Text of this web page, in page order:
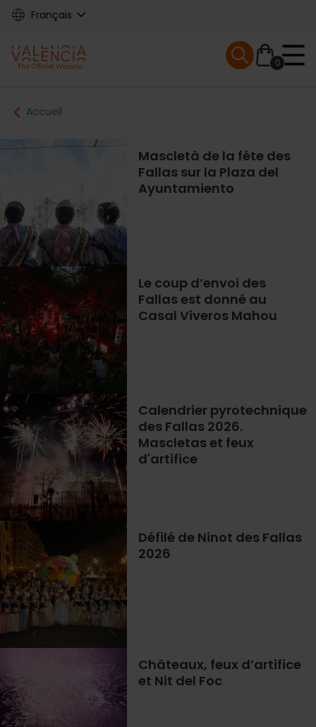
Skip
content
Français
Main
navigation
0
Mobile menu
Breadcrumb
Accueil
Mascletà de la fête des
Fallas sur la Plaza del
Ayuntamiento
Le coup d’envoi des
Fallas est donné au
Casal Viveros Mahou
Calendrier pyrotechnique
des Fallas 2026.
Mascletas et feux
d'artifice
Défilé de Ninot des Fallas
2026
Châteaux, feux d’artifice
et Nit del Foc